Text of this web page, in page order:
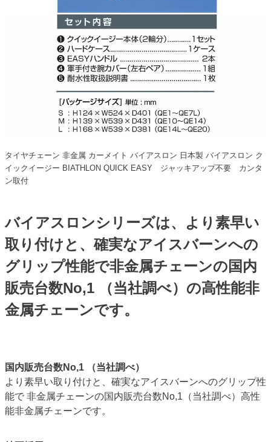
タイヤチェーン 非金属 カーメイト バイアスロン 日本製 バイアスロン ク
イックイージー BIATHLON QUICK EASY ジャッキアップ不要 カンタ
ン取付
バイアスロンシリーズは、より素早い
取り付けと、確実なアイスバーンへの
グリップ性能で非金属チェーンの国内
販売台数No,1 （当社調べ）の高性能非
金属チェーンです。
国内販売台数No,1 （当社調べ）
より素早い取り付けと、確実なアイスバーンへのグリップ性
能で 非金属チェーンの国内販売台数No,1（当社調べ）高性
能非金属チェーンです。